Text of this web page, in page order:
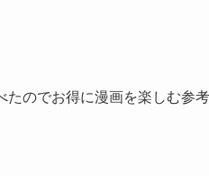
たのでお得に漫画を楽しむ参考